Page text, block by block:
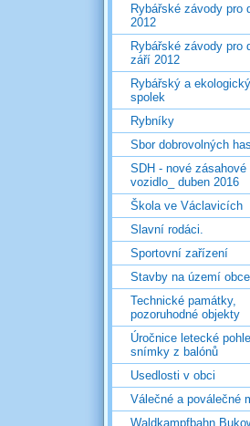
Rybářské závody pro
2012
Rybářské závody pro
září 2012
Rybářský a ekologický
spolek
Rybníky
Sbor dobrovolných
SDH - nové zásahové
vozidlo_ duben 2016
Škola ve Václavicích
Slavní rodáci.
Sportovní zařízení
Stavby na území obce
Technické památky,
pozoruhodné objekty
Úročnice letecké
snímky z balónů
Usedlosti v obci
Válečné a poválečné
Waldkampfbahn